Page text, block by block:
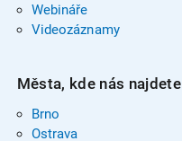
Webináře
Videozáznamy
Města, kde nás najdete
Brno
Ostrava